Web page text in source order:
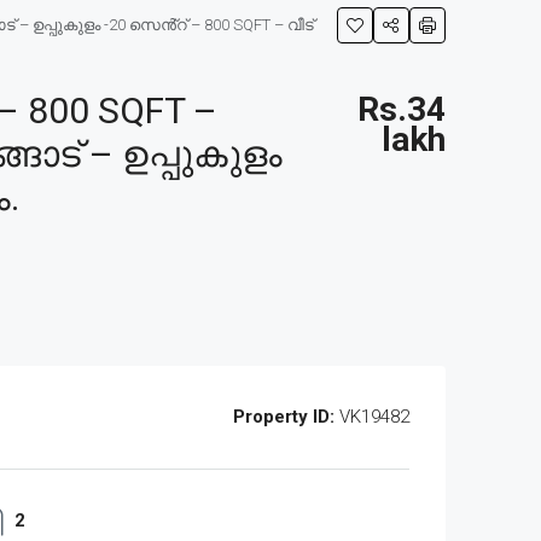
– ഉപ്പുകുളം -20 സെൻ്റ് – 800 SQFT – വീട്
800 SQFT –
– ഉപ്പുകുളം
Rs.34
lakh
Property ID: VK19482
2